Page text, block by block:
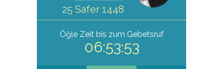
25 Safer 1448
ÖğleZeit bis zum Gebetsruf
06:53:52